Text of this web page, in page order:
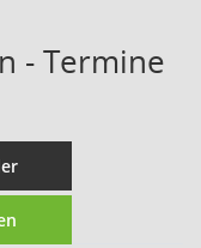
- Termine